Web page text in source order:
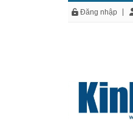
Đăng nhập